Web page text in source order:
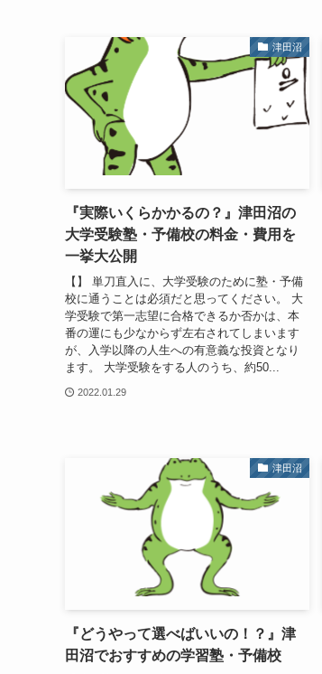
津田沼
『実際いくらかかるの？』津田沼の
大学受験塾・予備校の料金・費用を
一挙大公開
【】 単刀直入に、大学受験のために塾・予備
校に通うことは必須だと思ってください。 大
学受験で第一志望に合格できるか否かは、本
番の運にも少なからず左右されてしまいます
が、入学以降の人生への有意義な投資となり
ます。 大学受験をする人のうち、約50...
2022.01.29
津田沼
『どうやって選べばいいの！？』津
田沼でおすすめの学習塾・予備校